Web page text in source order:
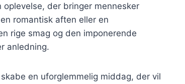
der bringer mennesker
romantisk aften eller en
rige smag og den imponerende
anledning.
en uforglemmelig middag, der vil